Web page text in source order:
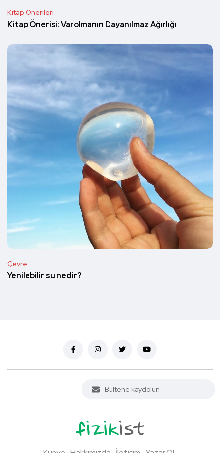
Kitap Önerileri
Kitap Önerisi: Varolmanın Dayanılmaz Ağırlığı
Çevre
Yenilebilir su nedir?